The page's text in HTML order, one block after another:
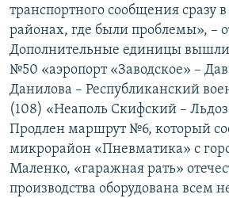
транспортного сообщения сразу
районах, где были проблемы», –
Дополнительные единицы
№50 «аэропорт «Заводское» –
Данилова – Республиканский
(108) «Неаполь Скифский –
Продлен маршрут №6, который
микрорайон «Пневматика» с
Маленко, «гаражная рать»
производства оборудована всем